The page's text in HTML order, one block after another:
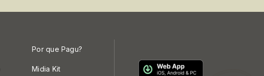
Por que Pagu?
Midia Kit